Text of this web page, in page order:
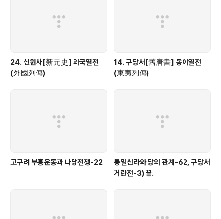
24. 신원사[新元史] 외국열전
(外國列傳)
14. 구당서[舊唐書] 동이열전
(東夷列傳)
고구려 부흥운동과 나당전쟁-22
통일신라와 당의 관계-62, 구당서
거란전-3) 끝.